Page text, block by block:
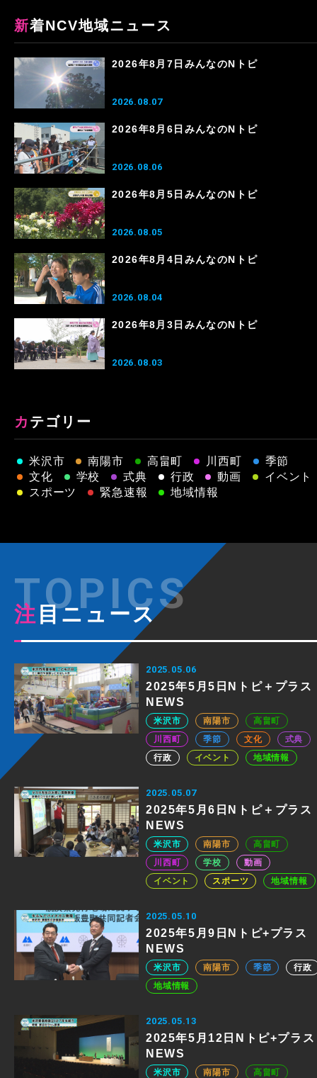
新着NCV地域ニュース
2026年8月7日みんなのNトピ
2026.08.07
2026年8月6日みんなのNトピ
2026.08.06
2026年8月5日みんなのNトピ
2026.08.05
2026年8月4日みんなのNトピ
2026.08.04
2026年8月3日みんなのNトピ
2026.08.03
カテゴリー
米沢市 南陽市 高畠町 川西町
季節
文化
学校 式典 行政 動画
イベント
スポーツ
緊急速報 地域情報
注目ニュース
2025.05.06
2025年5月5日Nトピ＋プラス
NEWS
米沢市 南陽市
高畠町
川西町
季節 文化
式典
行政
イベント 地域情報
2025.05.07
2025年5月6日Nトピ＋プラス
NEWS
米沢市 南陽市
高畠町
川西町
学校
動画
イベント
スポーツ 地域情報
2025.05.10
2025年5月9日Nトピ+プラス
NEWS
米沢市 南陽市 季節
行政
地域情報
2025.05.13
2025年5月12日Nトピ+プラス
NEWS
米沢市 南陽市 高畠町